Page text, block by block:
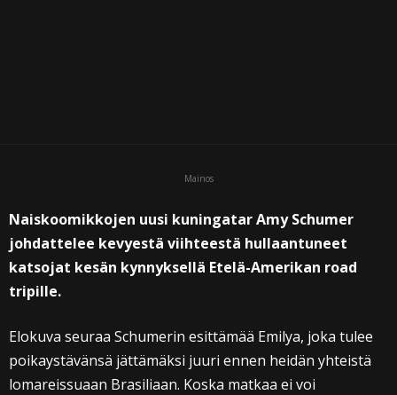
Mainos
Naiskoomikkojen uusi kuningatar Amy Schumer
johdattelee kevyestä viihteestä hullaantuneet
katsojat kesän kynnyksellä Etelä-Amerikan road
tripille.
Elokuva seuraa Schumerin esittämää Emilya, joka tulee
poikaystävänsä jättämäksi juuri ennen heidän yhteistä
lomareissuaan Brasiliaan. Koska matkaa ei voi